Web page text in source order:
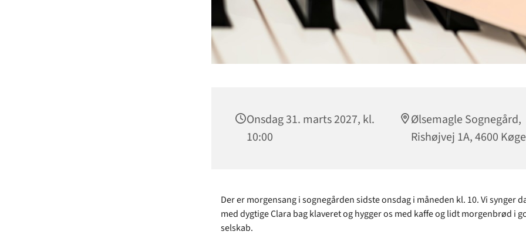
Onsdag 31. marts 2027, kl.
10:00
Ølsemagle Sognegård,
Rishøjvej 1A, 4600 Køge
Der er morgensang i sognegården sidste onsdag i måneden kl. 10. Vi synger
med dygtige Clara bag klaveret og hygger os med kaffe og lidt morgenbrød i
selskab.